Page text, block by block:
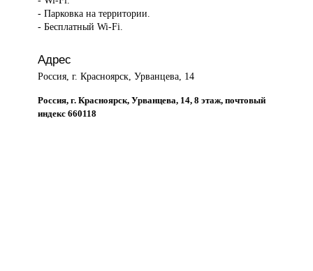
- Парковка на территории.
- Бесплатный Wi-Fi.
Адрес
Россия, г. Красноярск, Урванцева, 14
Россия, г. Красноярск, Урванцева, 14, 8 этаж, почтовый
индекс 660118